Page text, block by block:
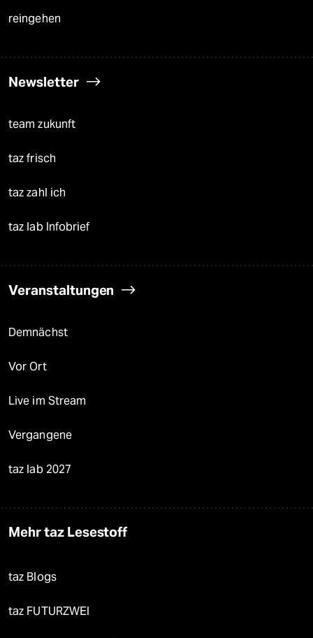
reingehen
Newsletter
team zukunft
taz frisch
taz zahl ich
taz lab Infobrief
Veranstaltungen
Demnächst
Vor Ort
Live im Stream
Vergangene
taz lab 2027
Mehr taz Lesestoff
taz Blogs
taz FUTURZWEI